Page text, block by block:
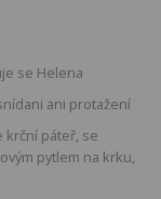
se Helena
ani protažení
krční páteř, se
pytlem na krku,